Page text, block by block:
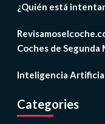
¿Quién está
Coches de Segunda
Inteligencia
Categories